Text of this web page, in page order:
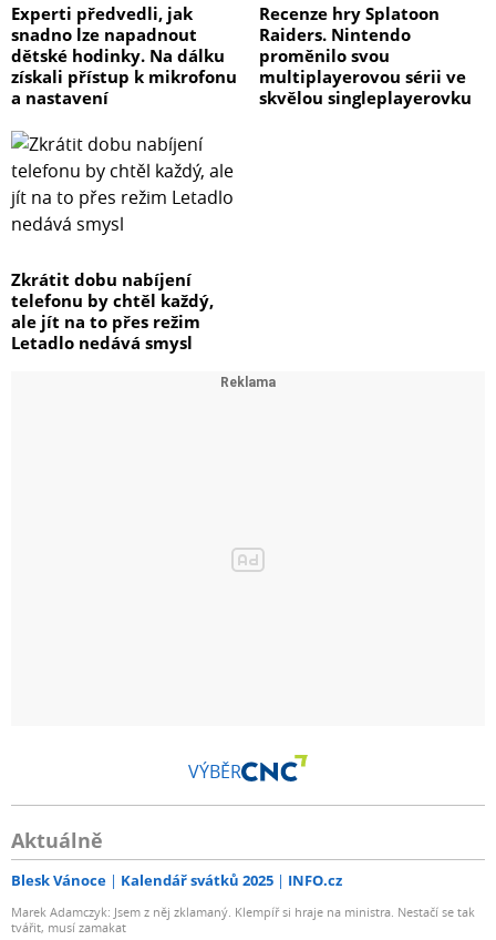
Experti předvedli, jak
snadno lze napadnout
dětské hodinky. Na dálku
získali přístup k mikrofonu
a nastavení
Recenze hry Splatoon
Raiders. Nintendo
proměnilo svou
multiplayerovou sérii ve
skvělou singleplayerovku
Zkrátit dobu nabíjení
telefonu by chtěl každý,
ale jít na to přes režim
Letadlo nedává smysl
VÝBĚR
Aktuálně
Blesk Vánoce Kalendář svátků 2025 INFO.cz
Marek Adamczyk: Jsem z něj zklamaný. Klempíř si hraje na ministra. Nestačí se tak
tvářit, musí zamakat